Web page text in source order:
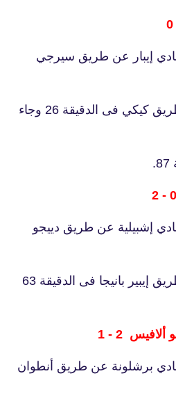
إيبار عن طريق سيرجي
وجاء الهدف الثانى عن طريق كيكي فى الدقيقة 26 وجاء
إشبيلية عن طريق دييجو
وجاء الهدف الثانى عن طريق إيبير بانيجا فى الدقيقة 63
برشلونة عن طريق أنطوان